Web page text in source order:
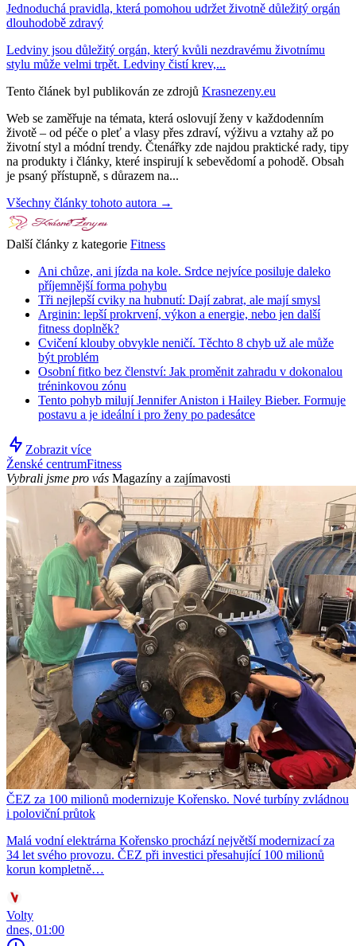
Jednoduchá pravidla, která pomohou udržet životně důležitý orgán
dlouhodobě zdravý
Ledviny jsou důležitý orgán, který kvůli nezdravému životnímu
stylu může velmi trpět. Ledviny čistí krev,...
Tento článek byl publikován ze zdrojů Krasnezeny.eu
Web se zaměřuje na témata, která oslovují ženy v každodenním
životě – od péče o pleť a vlasy přes zdraví, výživu a vztahy až po
životní styl a módní trendy. Čtenářky zde najdou praktické rady, tipy
na produkty i články, které inspirují k sebevědomí a pohodě. Obsah
je psaný přístupně, s důrazem na...
Všechny články tohoto autora →
Další články z kategorie Fitness
Ani chůze, ani jízda na kole. Srdce nejvíce posiluje daleko
příjemnější forma pohybu
Tři nejlepší cviky na hubnutí: Dají zabrat, ale mají smysl
Arginin: lepší prokrvení, výkon a energie, nebo jen další
fitness doplněk?
Cvičení klouby obvykle neničí. Těchto 8 chyb už ale může
být problém
Osobní fitko bez členství: Jak proměnit zahradu v dokonalou
tréninkovou zónu
Tento pohyb milují Jennifer Aniston i Hailey Bieber. Formuje
postavu a je ideální i pro ženy po padesátce
Zobrazit více
Ženské centrumFitness
Vybrali jsme pro vás Magazíny a zajímavosti
ČEZ za 100 milionů modernizuje Kořensko. Nové turbíny zvládnou
i poloviční průtok
Malá vodní elektrárna Kořensko prochází největší modernizací za
34 let svého provozu. ČEZ při investici přesahující 100 milionů
korun kompletně…
Volty
dnes, 01:00